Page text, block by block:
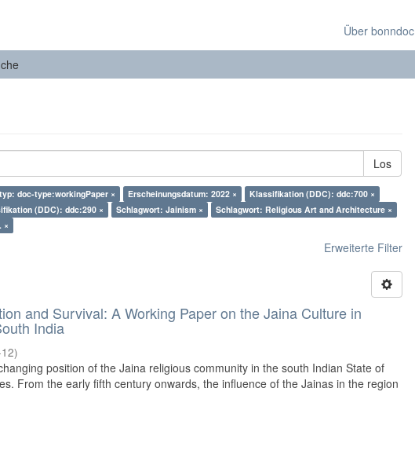
Über bonndoc
Los
doc-type:workingPaper × Erscheinungsdatum: 2022 ×
Klassifikation (DDC): ddc:700 ×
(DDC): ddc:290 × Schlagwort: Jainism ×
Schlagwort: Religious Art and Architecture ×
×
Erweiterte Filter
and Survival: A Working Paper on the Jaina Culture in
India
)
position of the Jaina religious community in the south Indian State of
From the early fifth century onwards, the influence of the Jainas in the region